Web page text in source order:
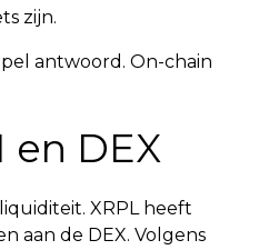
zijn.
antwoord. On-chain
en DEX
XRPL heeft
aan de DEX. Volgens